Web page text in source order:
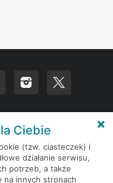
Ciebie
(tzw. ciasteczek) i
działanie serwisu,
potrzeb, a także
na innych stronach